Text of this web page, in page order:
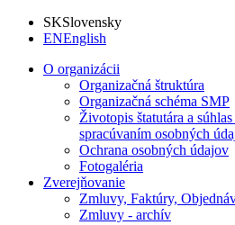
SKSlovensky
ENEnglish
O organizácii
Organizačná štruktúra
Organizačná schéma SMP
Životopis štatutára a
spracúvaním osobných
Ochrana osobných údajov
Fotogaléria
Zverejňovanie
Zmluvy, Faktúry,
Zmluvy - archív